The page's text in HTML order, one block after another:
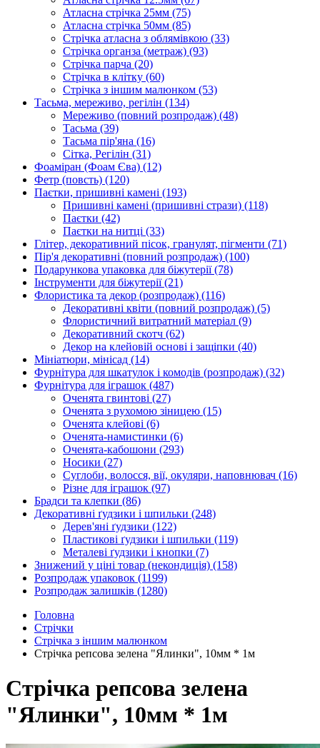
Атласна стрічка 25мм (75)
Атласна стрічка 50мм (85)
Стрічка атласна з облямівкою (33)
Стрічка органза (метраж) (93)
Стрічка парча (20)
Стрічка в клітку (60)
Стрічка з іншим малюнком (53)
Тасьма, мереживо, регілін (134)
Мереживо (повний розпродаж) (48)
Тасьма (39)
Тасьма пір'яна (16)
Сітка, Регілін (31)
Фоаміран (Фоам Єва) (12)
Фетр (повсть) (120)
Паєтки, пришивні камені (193)
Пришивні камені (пришивні стрази) (118)
Паєтки (42)
Паєтки на нитці (33)
Глітер, декоративний пісок, гранулят, пігменти (71)
Пір'я декоративні (повний розпродаж) (100)
Подарункова упаковка для біжутерії(78)
Інструменти для біжутерії(21)
Флористика та декор (розпродаж) (116)
Декоративні квіти (повний розпродаж) (5)
Флористичний витратний матеріал (9)
Декоративний скотч (62)
Декор на клейовій основі і защіпки (40)
Мініатюри, мінісад (14)
Фурнітура для шкатулок і комодів (розпродаж) (32)
Фурнітура для іграшок (487)
Оченята гвинтові (27)
Оченята з рухомою зіницею (15)
Оченята клейові (6)
Оченята-намистинки (6)
Оченята-кабошони (293)
Носики (27)
Суглоби, волосся, вії, окуляри, наповнювач (16)
Різне для іграшок (97)
Брадси та клепки (86)
Декоративні ґудзики і шпильки (248)
Дерев'яні ґудзики (122)
Пластикові ґудзики і шпильки (119)
Металеві ґудзики і кнопки (7)
Знижений у ціні товар (некондиція) (158)
Розпродаж упаковок (1199)
Розпродаж залишків (1280)
Головна
Стрічки
Стрічка з іншим малюнком
Стрічка репсова зелена "Ялинки", 10мм * 1м
Стрічка репсова зелена
"Ялинки", 10мм * 1м